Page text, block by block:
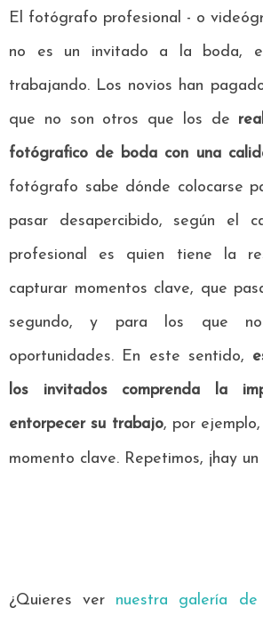
El fotógrafo profesional - o
no es un invitado a la boda,
trabajando. Los novios han
que no son otros que los de
fotógrafico de boda con una
fotógrafo sabe dónde colocarse
pasar desapercibido, según el
profesional es quien tiene la
capturar momentos clave, que
segundo, y para los que no
oportunidades. En este sentido,
los invitados comprenda la
entorpecer su trabajo, por
momento clave. Repetimos, ¡hay
¿Quieres ver nuestra galería